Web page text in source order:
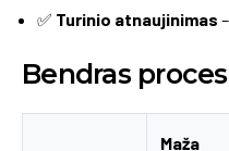
✅ Turinio atnaujinimas
Bendras
Maža